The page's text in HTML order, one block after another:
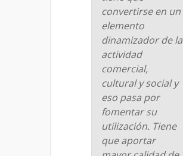
convertirse en un
elemento
dinamizador de la
actividad
comercial,
cultural y social y
eso pasa por
fomentar su
utilización. Tiene
que aportar